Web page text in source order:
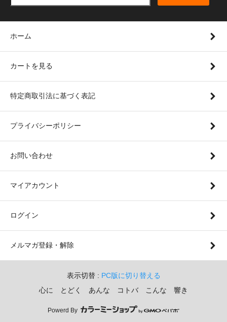
ホーム
カートを見る
特定商取引法に基づく表記
プライバシーポリシー
お問い合わせ
マイアカウント
ログイン
メルマガ登録・解除
表示切替 : PC版に切り替える
心に とどく あんな コトバ こんな 響き
Powerd By